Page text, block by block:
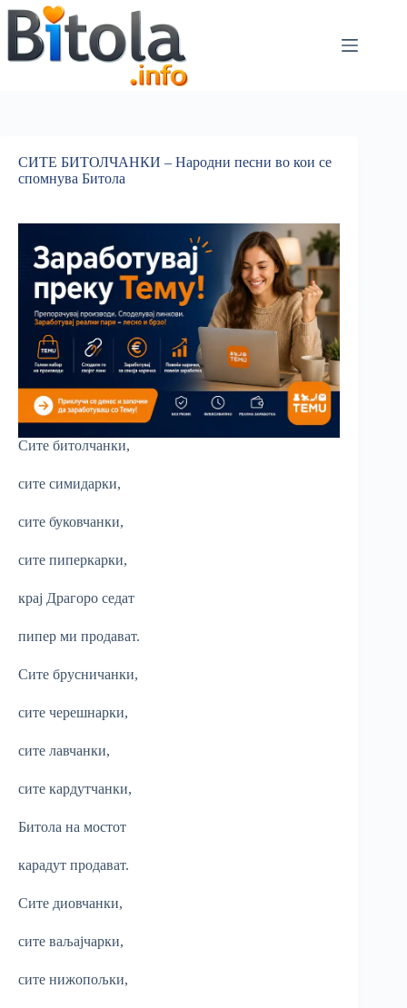
СИТЕ БИТОЛЧАНКИ – Народни песни во кои се
спомнува Битола
Сите битолчанки,
сите симидарки,
сите буковчанки,
сите пиперкарки,
крај Драгоро седат
пипер ми продават.
Сите брусничанки,
сите черешнарки,
сите лавчанки,
сите кардутчанки,
Битола на мостот
карадут продават.
Сите диовчанки,
сите ваљајчарки,
сите нижопољки,